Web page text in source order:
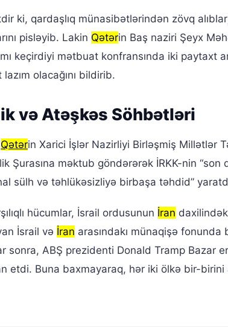
ki, qardaşlıq münasibətlərindən zövq
pisləyib. Lakin Qətərin Baş naziri Şeyx
keçirdiyi mətbuat konfransında iki paytaxt
olacağını bildirib.
və Atəşkəs Söhbətləri
Qətərin Xarici İşlər Nazirliyi Birləşmiş Millətlər
Şurasına məktub göndərərək İRKK-nin “son
sülh və təhlükəsizliyə birbaşa təhdid”
hücumlar, İsrail ordusunun İran
İsrail və İran arasındakı münaqişə
sonra, ABŞ prezidenti Donald Tramp Bazar
etdi. Buna baxmayaraq, hər iki ölkə bir-